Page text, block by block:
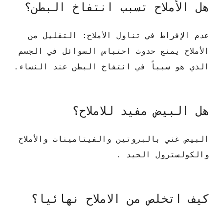
هل الأملاح تسبب انتفاخ البطن؟
عدم الإفراط في تناول الأملاح: التقليل من
الأملاح يمنع حدوث احتباس السوائل في الجسم
الذي هو سبباً في انتفاخ البطن عند النساء.
هل البيض مفيد للاملاح؟
البيض غني بالبروتين والفيتامينات والأملاح
والكولسترول الجيد .
كيف اتخلص من الاملاح نهائيا؟